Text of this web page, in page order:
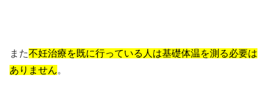
また不妊治療を既に行っている人は基礎体温を測る必要は
ありません。